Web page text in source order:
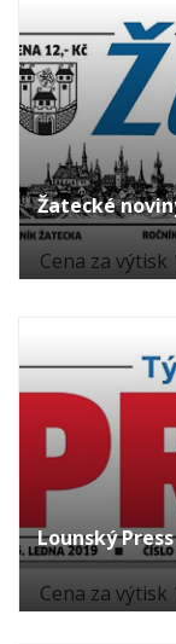
Žatecké
Cena za výtisk
Lounský Press
Cena za výtisk